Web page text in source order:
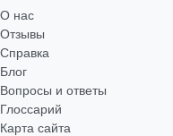
О нас
Отзывы
Справка
Блог
Вопросы и ответы
Глоссарий
Карта сайта